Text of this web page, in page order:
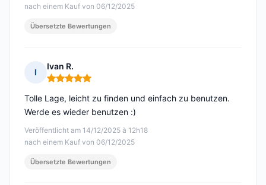
nach einem Kauf von 06/12/2025
Übersetzte Bewertungen
I
Ivan R.
Hinweis: 5 von 5
Veröffentlicht am 14/12/2025 à 12h18
nach einem Kauf von 06/12/2025
Tolle Lage, leicht zu finden und einfach zu benutzen.
Werde es wieder benutzen :)
Übersetzte Bewertungen